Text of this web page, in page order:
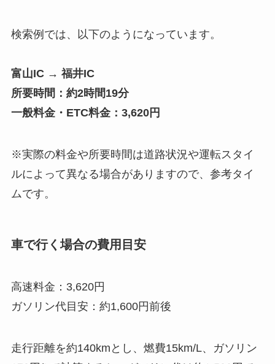
検索例では、以下のようになっています。
富山IC → 福井IC
所要時間：約2時間19分
一般料金・ETC料金：3,620円
※実際の料金や所要時間は道路状況や運転スタイ
ルによって異なる場合がありますので、参考タイ
ムです。
車で行く場合の費用目安
高速料金：3,620円
ガソリン代目安：約1,600円前後
走行距離を約140kmとし、燃費15km/L、ガソリン